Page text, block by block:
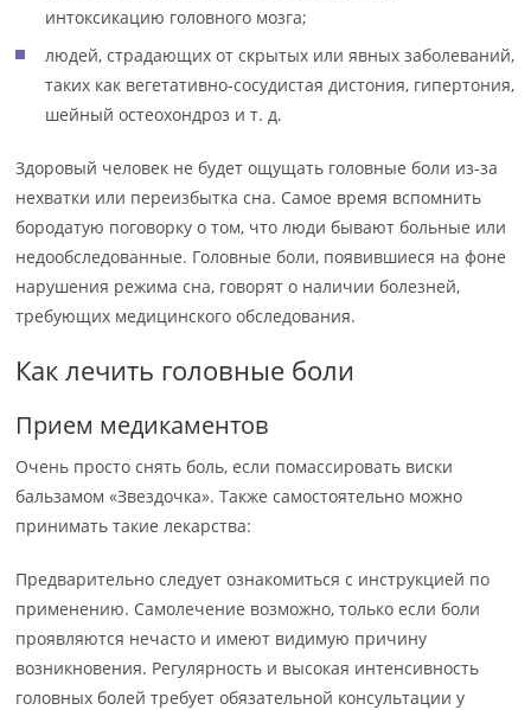
интоксикацию головного мозга;
людей, страдающих от скрытых или явных заболеваний,
таких как вегетативно-сосудистая дистония, гипертония,
шейный остеохондроз и т. д.
Здоровый человек не будет ощущать головные боли из-за
нехватки или переизбытка сна. Самое время вспомнить
бородатую поговорку о том, что люди бывают больные или
недообследованные. Головные боли, появившиеся на фоне
нарушения режима сна, говорят о наличии болезней,
требующих медицинского обследования.
Как лечить головные боли
Прием медикаментов
Очень просто снять боль, если помассировать виски
бальзамом «Звездочка». Также самостоятельно можно
принимать такие лекарства:
Предварительно следует ознакомиться с инструкцией по
применению. Самолечение возможно, только если боли
проявляются нечасто и имеют видимую причину
возникновения. Регулярность и высокая интенсивность
головных болей требует обязательной консультации у